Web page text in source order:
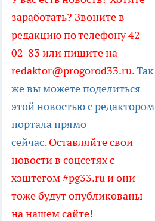
заработать? Звоните в
редакцию по телефону 42-
02-83 или пишите на
redaktor@progorod33.ru.Так
же вы можете поделиться
этой новостью с редактором
портала прямо
сейчас. Оставляйте свои
новости в соцсетях с
хэштегом #pg33.ru и они
тоже будут опубликованы
на нашем сайте!